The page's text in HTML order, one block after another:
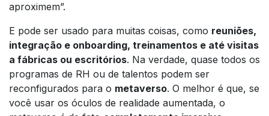
aproximem”.
E pode ser usado para muitas coisas, como reuniões,
integração e onboarding, treinamentos e até visitas
a fábricas ou escritórios. Na verdade, quase todos os
programas de RH ou de talentos podem ser
reconfigurados para o metaverso. O melhor é que, se
você usar os óculos de realidade aumentada, o